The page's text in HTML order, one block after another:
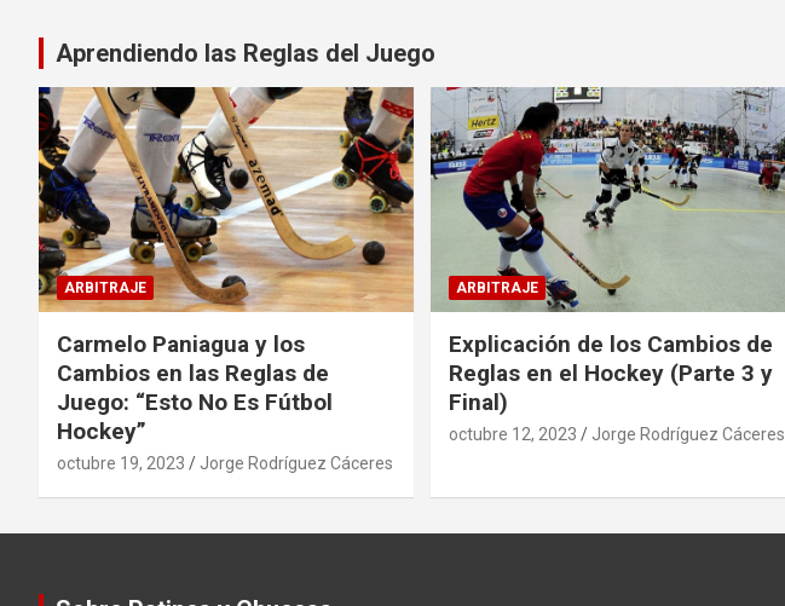
Aprendiendo las Reglas del Juego
ARBITRAJE
Carmelo Paniagua y los
Cambios en las Reglas de
Juego: “Esto No Es Fútbol
Hockey”
octubre 19, 2023 Jorge Rodríguez Cáceres
ARBITRAJE
Explicación de los Cambios de
Reglas en el Hockey (Parte 3 y
Final)
octubre 12, 2023 Jorge Rodríguez Cáceres